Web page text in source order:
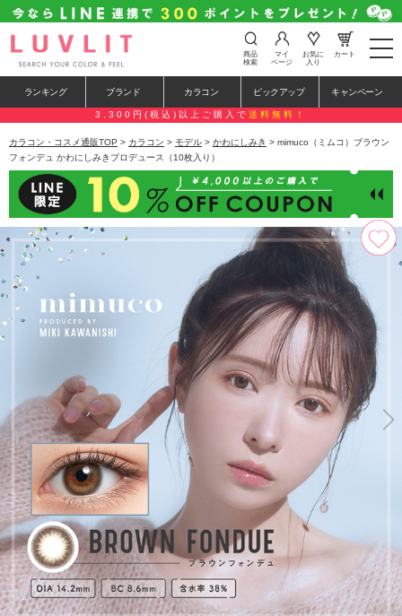
t
o
e
n
a
a
i
o
n
商品
検索
マイ
ページ
お気に
入り
カート
ランキング ブランド カラコン ピックアップ キャンペーン
3,300円(税込)以上ご購入で 送料無料！
カラコン・コスメ通販TOP > カラコン > モデル > かわにしみき > mimuco（ミムコ）ブラウン
フォンデュ かわにしみきプロデュース（10枚入り）